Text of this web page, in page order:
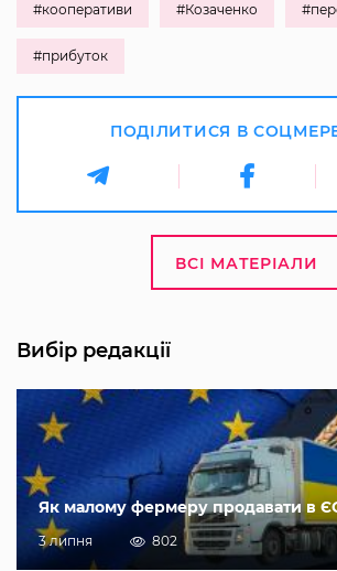
#кооперативи #Козаченко
#прибуток
ПОДІЛИТИСЯ В
ВСІ МАТЕРІАЛИ
Вибір редакції
Як малому фермеру продавати в
3 липня 802